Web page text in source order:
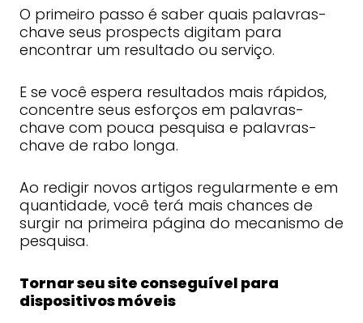
O primeiro passo é saber quais palavras-
chave seus prospects digitam para
encontrar um resultado ou serviço.
E se você espera resultados mais rápidos,
concentre seus esforços em palavras-
chave com pouca pesquisa e palavras-
chave de rabo longa.
Ao redigir novos artigos regularmente e em
quantidade, você terá mais chances de
surgir na primeira página do mecanismo de
pesquisa.
Tornar seu site conseguível para
dispositivos móveis